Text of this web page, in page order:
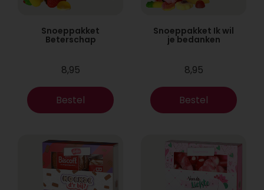
Snoeppakket
Beterschap
8,95
Bestel
Snoeppakket Ik wil
je bedanken
8,95
Bestel